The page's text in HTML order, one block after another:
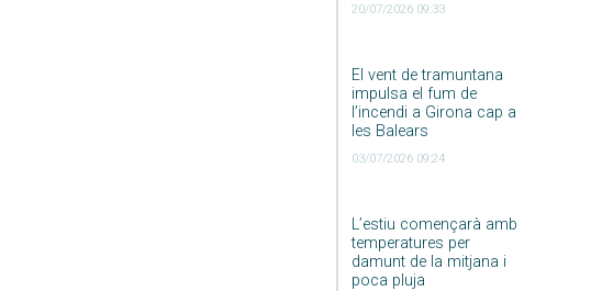
20/07/2026 09:33
El vent de tramuntana
impulsa el fum de
l’incendi a Girona cap a
les Balears
03/07/2026 09:24
L’estiu començarà amb
temperatures per
damunt de la mitjana i
poca pluja